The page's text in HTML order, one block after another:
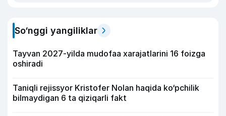
So‘nggi yangiliklar
Tayvan 2027-yilda mudofaa xarajatlarini 16 foizga
oshiradi
Taniqli rejissyor Kristofer Nolan haqida ko‘pchilik
bilmaydigan 6 ta qiziqarli fakt